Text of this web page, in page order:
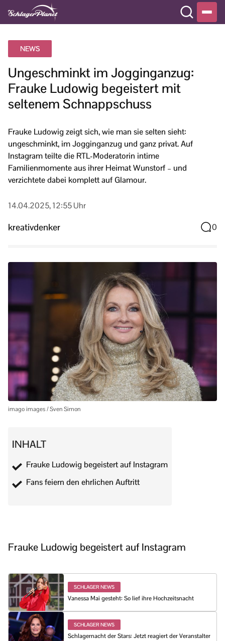
NEWS
Ungeschminkt im Jogginganzug:
Frauke Ludowig begeistert mit
seltenem Schnappschuss
Frauke Ludowig zeigt sich, wie man sie selten sieht:
ungeschminkt, im Jogginganzug und ganz privat. Auf
Instagram teilte die RTL-Moderatorin intime
Familienmomente aus ihrer Heimat Wunstorf – und
verzichtete dabei komplett auf Glamour.
14.04.2025, 12:55 Uhr
kreativdenker 0
imago images / Sven Simon
INHALT
Frauke Ludowig begeistert auf Instagram
Fans feiern den ehrlichen Auftritt
Frauke Ludowig begeistert auf Instagram
SCHLAGER NEWS
Vanessa Mai gesteht: So lief ihre Hochzeitsnacht
SCHLAGER NEWS
Schlagernacht der Stars: Jetzt reagiert der Veranstalter